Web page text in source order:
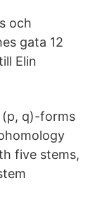
och
gata 12
Elin
(p, q)-forms
five stems,